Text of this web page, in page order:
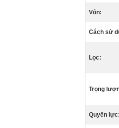
Vôn:
Cách sử
Lọc:
Trọng
Quyền lực: